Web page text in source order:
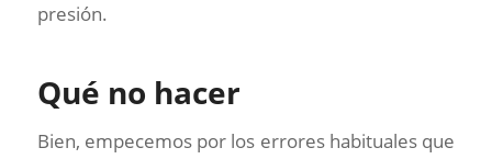
presión.
Qué no hacer
Bien, empecemos por los errores habituales que